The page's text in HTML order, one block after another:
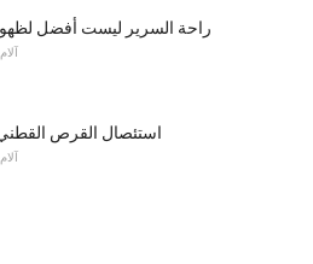
راحة السرير ليست أفضل
استئصال القرص القطني